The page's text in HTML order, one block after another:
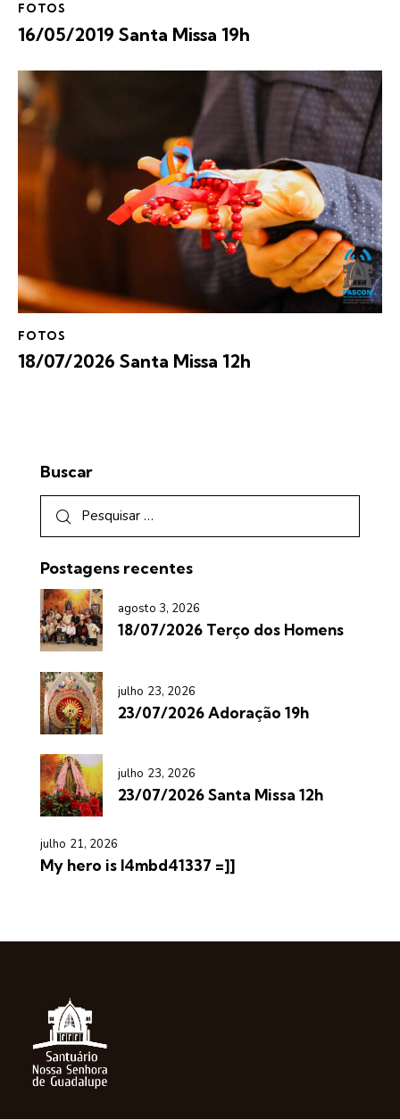
FOTOS
16/05/2019 Santa Missa 19h
FOTOS
18/07/2026 Santa Missa 12h
Buscar
Postagens recentes
agosto 3, 2026
18/07/2026 Terço dos Homens
julho 23, 2026
23/07/2026 Adoração 19h
julho 23, 2026
23/07/2026 Santa Missa 12h
julho 21, 2026
My hero is l4mbd41337 =]]